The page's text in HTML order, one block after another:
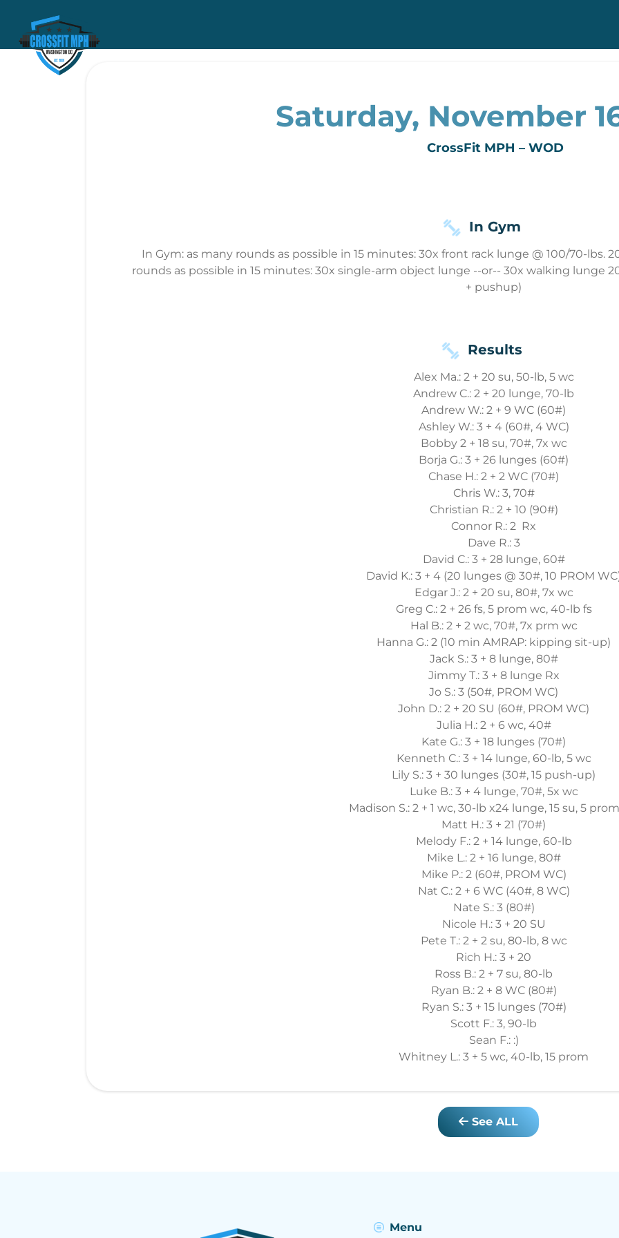
Saturday, November
CrossFit MPH – WOD
In Gym
In Gym: as many rounds as possible in 15 minutes: 30x front rack lunge @ 100/70-lbs.
rounds as possible in 15 minutes: 30x single-arm object lunge --or-- 30x walking lunge
+ pushup)
Results
Alex Ma.: 2 + 20 su, 50-lb, 5 wc
Andrew C.: 2 + 20 lunge, 70-lb
Andrew W.: 2 + 9 WC (60#)
Ashley W.: 3 + 4 (60#, 4 WC)
Bobby 2 + 18 su, 70#, 7x wc
Borja G.: 3 + 26 lunges (60#)
Chase H.: 2 + 2 WC (70#)
Chris W.: 3, 70#
Christian R.: 2 + 10 (90#)
Connor R.: 2 Rx
Dave R.: 3
David C.: 3 + 28 lunge, 60#
David K.: 3 + 4 (20 lunges @ 30#, 10 PROM
Edgar J.: 2 + 20 su, 80#, 7x wc
Greg C.: 2 + 26 fs, 5 prom wc, 40-lb fs
Hal B.: 2 + 2 wc, 70#, 7x prm wc
Hanna G.: 2 (10 min AMRAP: kipping sit-up)
Jack S.: 3 + 8 lunge, 80#
Jimmy T.: 3 + 8 lunge Rx
Jo S.: 3 (50#, PROM WC)
John D.: 2 + 20 SU (60#, PROM WC)
Julia H.: 2 + 6 wc, 40#
Kate G.: 3 + 18 lunges (70#)
Kenneth C.: 3 + 14 lunge, 60-lb, 5 wc
Lily S.: 3 + 30 lunges (30#, 15 push-up)
Luke B.: 3 + 4 lunge, 70#, 5x wc
Madison S.: 2 + 1 wc, 30-lb x24 lunge, 15 su, 5
Matt H.: 3 + 21 (70#)
Melody F.: 2 + 14 lunge, 60-lb
Mike L.: 2 + 16 lunge, 80#
Mike P.: 2 (60#, PROM WC)
Nat C.: 2 + 6 WC (40#, 8 WC)
Nate S.: 3 (80#)
Nicole H.: 3 + 20 SU
Pete T.: 2 + 2 su, 80-lb, 8 wc
Rich H.: 3 + 20
Ross B.: 2 + 7 su, 80-lb
Ryan B.: 2 + 8 WC (80#)
Ryan S.: 3 + 15 lunges (70#)
Scott F.: 3, 90-lb
Sean F.: :)
Whitney L.: 3 + 5 wc, 40-lb, 15 prom
See ALL
Menu